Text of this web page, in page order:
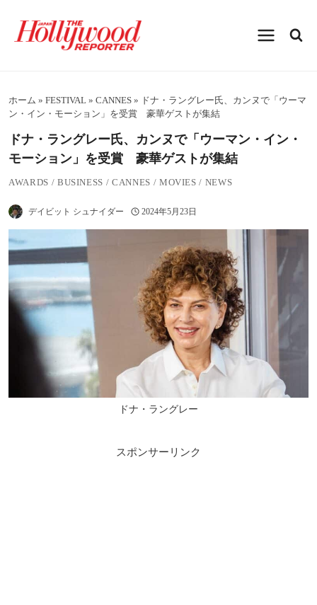
プホーム » FESTIVAL » CANNES »
ドナ・ラングレー氏、カンヌで「ウーマ
ン・イン・モーション」を受賞 豪華ゲストが集結
ドナ・ラングレー氏、カンヌで「ウーマン・イン・
モーション」を受賞 豪華ゲストが集結
AWARDS / BUSINESS /CANNES / MOVIES / NEWS
デイビット シュナイダー 2024年5月23日
ドナ・ラングレー
スポンサーリンク